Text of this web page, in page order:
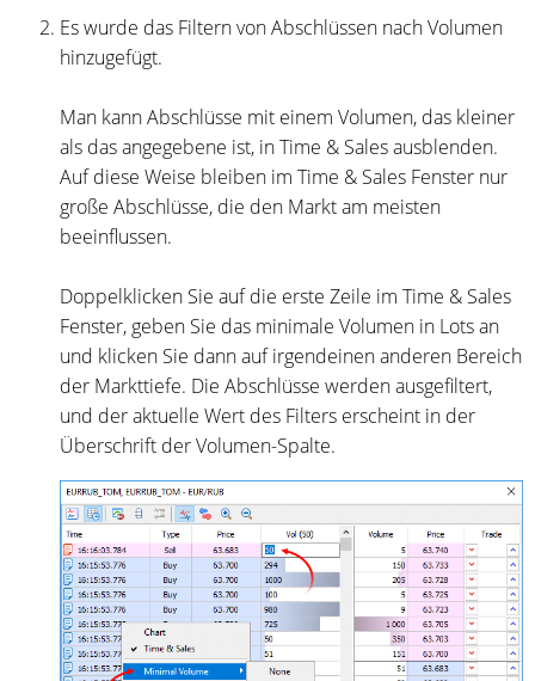
Es wurde das Filtern von Abschlüssen nach Volumen
hinzugefügt.
Man kann Abschlüsse mit einem Volumen, das kleiner
als das angegebene ist, in Time & Sales ausblenden.
Auf diese Weise bleiben im Time & Sales Fenster nur
große Abschlüsse, die den Markt am meisten
beeinflussen.
Doppelklicken Sie auf die erste Zeile im Time & Sales
Fenster, geben Sie das minimale Volumen in Lots an
und klicken Sie dann auf irgendeinen anderen Bereich
der Markttiefe. Die Abschlüsse werden ausgefiltert,
und der aktuelle Wert des Filters erscheint in der
Überschrift der Volumen-Spalte.